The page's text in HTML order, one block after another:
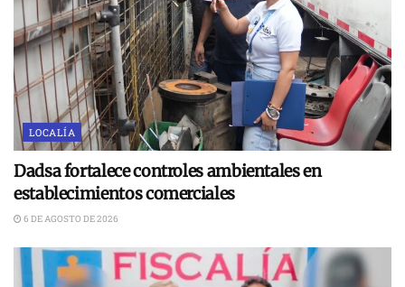
LOCALÍA
Dadsa fortalece controles ambientales en
establecimientos comerciales
6 DE AGOSTO DE 2026